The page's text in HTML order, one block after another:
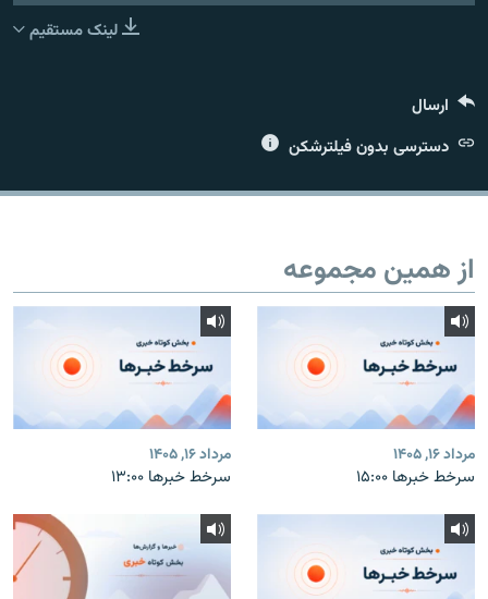
لینک مستقیم
ارسال
دسترسی بدون فیلترشکن
از همین مجموعه
مرداد ۱۶, ۱۴۰۵
سرخط خبرها ۱۵:۰۰
مرداد ۱۶, ۱۴۰۵
سرخط خبرها ۱۳:۰۰